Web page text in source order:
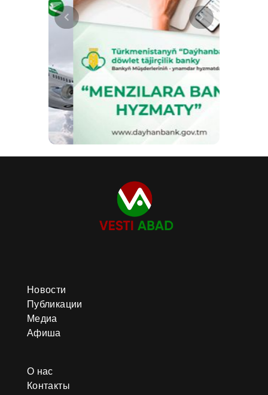
Новости
Публикации
Медиа
Афиша
О нас
Контакты